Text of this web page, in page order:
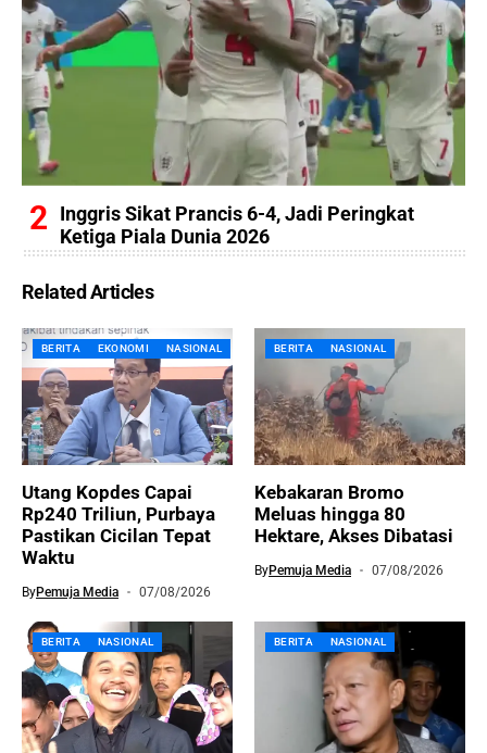
Inggris Sikat Prancis 6-4, Jadi Peringkat
Ketiga Piala Dunia 2026
Related Articles
BERITA EKONOMI NASIONAL
Utang Kopdes Capai
Rp240 Triliun, Purbaya
Pastikan Cicilan Tepat
Waktu
ByPemuja Media 07/08/2026
BERITA NASIONAL
Kebakaran Bromo
Meluas hingga 80
Hektare, Akses Dibatasi
ByPemuja Media 07/08/2026
BERITA NASIONAL BERITA NASIONAL